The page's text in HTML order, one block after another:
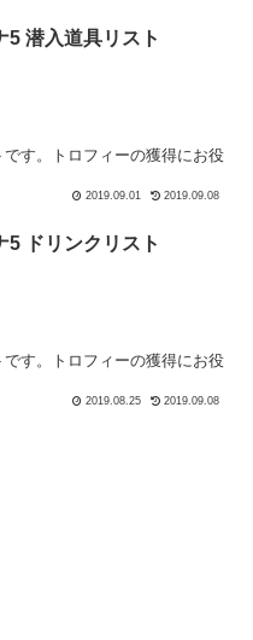
5 潜入道具リスト
す。トロフィーの獲得にお役
2019.09.01 2019.09.08
5 ドリンクリスト
す。トロフィーの獲得にお役
2019.08.25 2019.09.08